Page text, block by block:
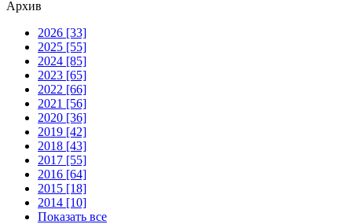
Архив
2026 [33]
2025 [55]
2024 [85]
2023 [65]
2022 [66]
2021 [56]
2020 [36]
2019 [42]
2018 [43]
2017 [55]
2016 [64]
2015 [18]
2014 [10]
Показать все